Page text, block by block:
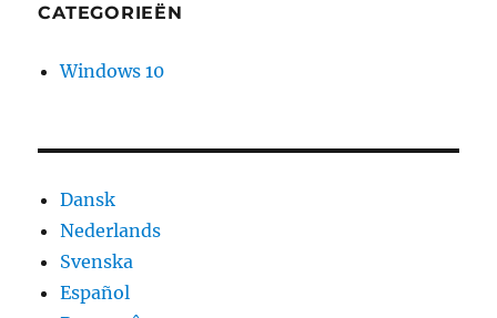
CATEGORIEËN
Windows 10
Dansk
Nederlands
Svenska
Español